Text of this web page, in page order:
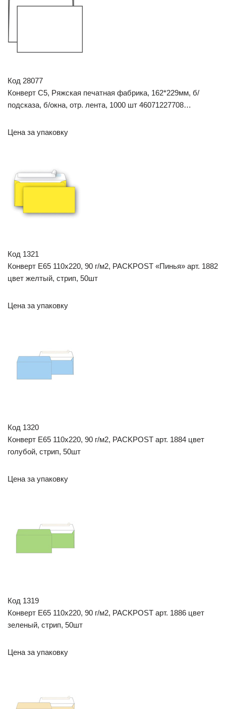
Код 28077
Конверт C5, Ряжская печатная фабрика, 162*229мм, б/
подсказа, б/окна, отр. лента, 1000 шт 46071227708…
Цена за упаковку
Код 1321
Конверт E65 110х220, 90 г/м2, PACKPOST «Пинья» арт. 1882
цвет желтый, стрип, 50шт
Цена за упаковку
Код 1320
Конверт E65 110х220, 90 г/м2, PACKPOST арт. 1884 цвет
голубой, стрип, 50шт
Цена за упаковку
Код 1319
Конверт E65 110х220, 90 г/м2, PACKPOST арт. 1886 цвет
зеленый, стрип, 50шт
Цена за упаковку